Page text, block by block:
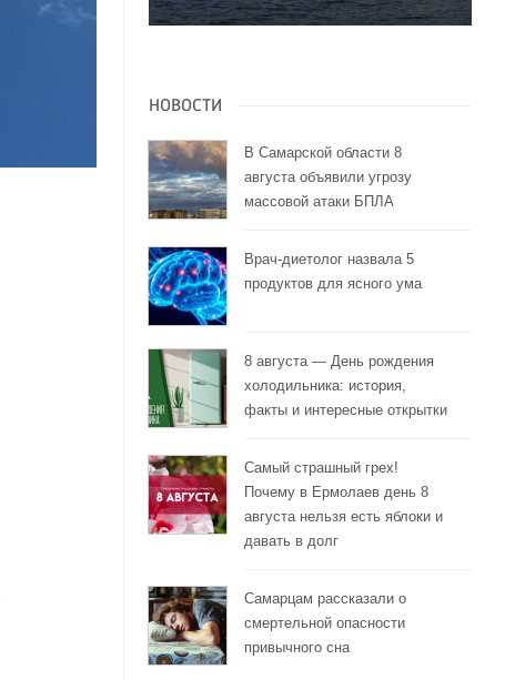
НОВОСТИ
В Самарской области 8
августа объявили угрозу
массовой атаки БПЛА
Врач-диетолог назвала 5
продуктов для ясного ума
8 августа — День рождения
холодильника: история,
факты и интересные открытки
Самый страшный грех!
Почему в Ермолаев день 8
августа нельзя есть яблоки и
давать в долг
Самарцам рассказали о
смертельной опасности
привычного сна